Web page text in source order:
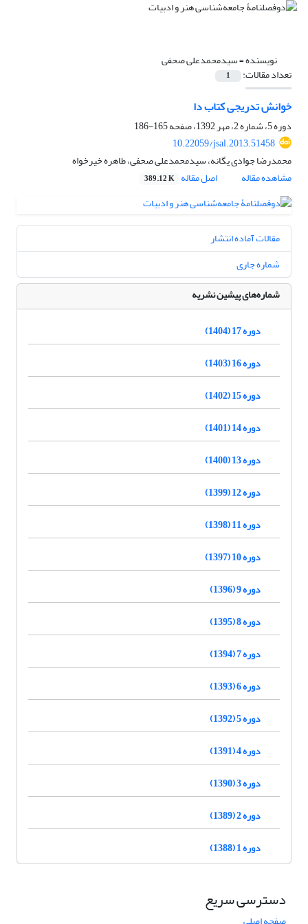
نویسنده =سیدمحمدعلی صحفی
تعداد مقالات: 1
خوانش تدریجی کتاب دا
دوره 5، شماره 2، مهر 1392، صفحه
165-186
10.22059/jsal.2013.51458
محمدرضا جوادی یگانه، سیدمحمدعلی صحفی، طاهره خیرخواه
مشاهده مقاله
اصل مقاله 389.12 K
مقالات آماده انتشار
شماره جاری
شماره‌های پیشین نشریه
دوره 17 (1404)
دوره 16 (1403)
دوره 15 (1402)
دوره 14 (1401)
دوره 13 (1400)
دوره 12 (1399)
دوره 11 (1398)
دوره 10 (1397)
دوره 9 (1396)
دوره 8 (1395)
دوره 7 (1394)
دوره 6 (1393)
دوره 5 (1392)
دوره 4 (1391)
دوره 3 (1390)
دوره 2 (1389)
دوره 1 (1388)
دسترسی سریع